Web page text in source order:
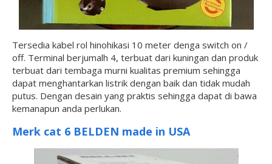
Tersedia kabel rol hinohikasi 10 meter denga switch on /
off. Terminal berjumalh 4, terbuat dari kuningan dan produk
terbuat dari tembaga murni kualitas premium sehingga
dapat menghantarkan listrik dengan baik dan tidak mudah
putus. Dengan desain yang praktis sehingga dapat di bawa
kemanapun anda perlukan.
Merk cat 6 BELDEN made in USA